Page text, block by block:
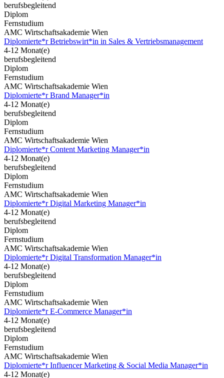
berufsbegleitend
Diplom
Fernstudium
AMC Wirtschaftsakademie Wien
Diplomierte*r Betriebswirt*in in Sales & Vertriebsmanagement
4-12 Monat(e)
berufsbegleitend
Diplom
Fernstudium
AMC Wirtschaftsakademie Wien
Diplomierte*r Brand Manager*in
4-12 Monat(e)
berufsbegleitend
Diplom
Fernstudium
AMC Wirtschaftsakademie Wien
Diplomierte*r Content Marketing Manager*in
4-12 Monat(e)
berufsbegleitend
Diplom
Fernstudium
AMC Wirtschaftsakademie Wien
Diplomierte*r Digital Marketing Manager*in
4-12 Monat(e)
berufsbegleitend
Diplom
Fernstudium
AMC Wirtschaftsakademie Wien
Diplomierte*r Digital Transformation Manager*in
4-12 Monat(e)
berufsbegleitend
Diplom
Fernstudium
AMC Wirtschaftsakademie Wien
Diplomierte*r E-Commerce Manager*in
4-12 Monat(e)
berufsbegleitend
Diplom
Fernstudium
AMC Wirtschaftsakademie Wien
Diplomierte*r Influencer Marketing & Social Media Manager*in
4-12 Monat(e)